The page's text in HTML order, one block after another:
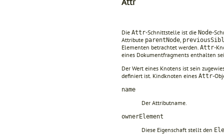
Die Attr-Schnittstelle ist die Node-
Attribute parentNode
Elementen betrachtet werden. Attr-
eines Dokumentfragments enthalten
Der Wert eines Knotens ist sein
definiert ist. Kindknoten eines Attr-
name
Der Attributname.
ownerElement
Diese Eigenschaft stellt den